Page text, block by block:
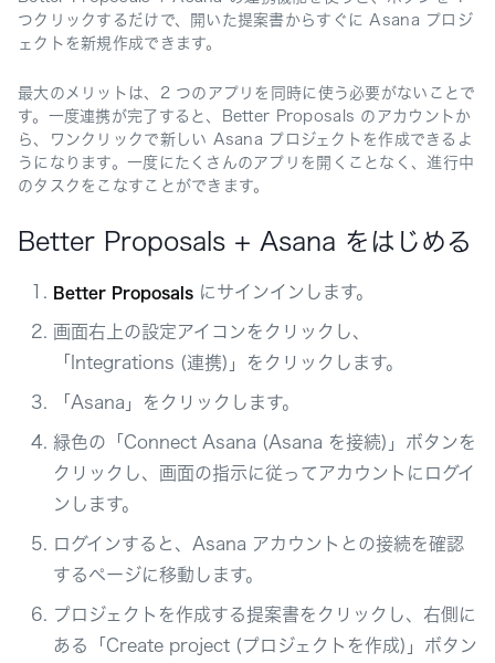
つクリックするだけで、開いた提案書からすぐに Asana プロジ
ェクトを新規作成できます。
最大のメリットは、2 つのアプリを同時に使う必要がないことで
す。一度連携が完了すると、Better Proposals のアカウントか
ら、ワンクリックで新しい Asana プロジェクトを作成できるよ
うになります。一度にたくさんのアプリを開くことなく、進行中
のタスクをこなすことができます。
Better Proposals + Asana をはじめる
Better Proposals にサインインします。
画面右上の設定アイコンをクリックし、
「Integrations (連携)」をクリックします。
「Asana」をクリックします。
緑色の「Connect Asana (Asana を接続)」ボタンを
クリックし、画面の指示に従ってアカウントにログイ
ンします。
ログインすると、Asana アカウントとの接続を確認
するページに移動します。
プロジェクトを作成する提案書をクリックし、右側に
ある「Create project (プロジェクトを作成)」ボタン